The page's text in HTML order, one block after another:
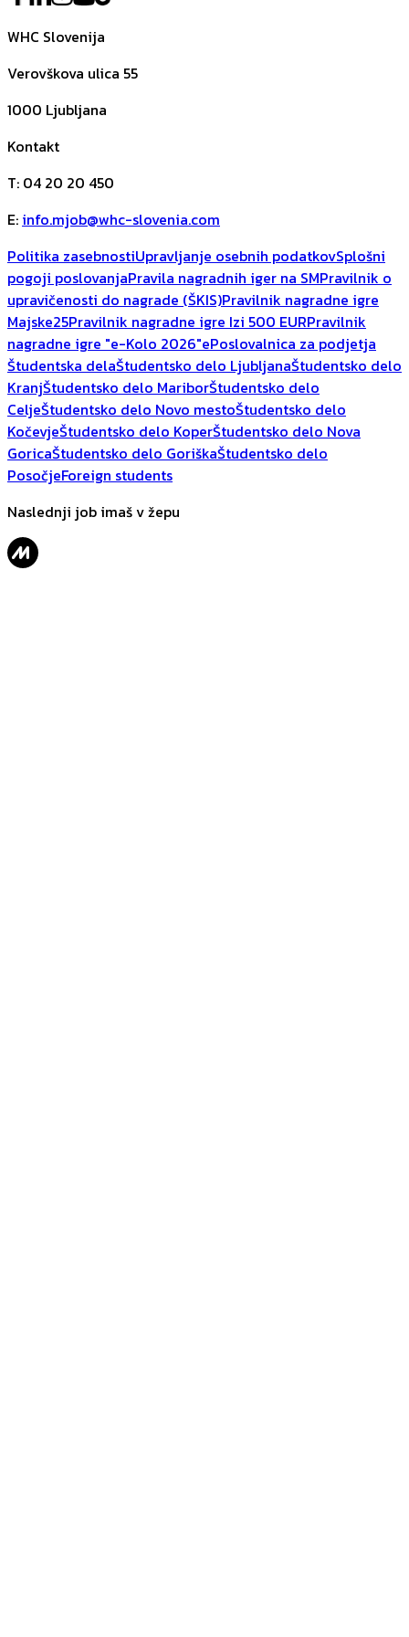
WHC Slovenija
Verovškova ulica 55
1000 Ljubljana
Kontakt
T: 04 20 20 450
E: info.mjob@whc-slovenia.com
Politika zasebnostiUpravljanje osebnih podatkovSplošni
pogoji poslovanjaPravila nagradnih iger na SMPravilnik o
upravičenosti do nagrade (ŠKIS)Pravilnik nagradne igre
Majske25Pravilnik nagradne igre Izi 500 EURPravilnik
nagradne igre "e-Kolo 2026"ePoslovalnica za podjetja
Študentska delaŠtudentsko delo LjubljanaŠtudentsko delo
KranjŠtudentsko delo MariborŠtudentsko delo
CeljeŠtudentsko delo Novo mestoŠtudentsko delo
KočevjeŠtudentsko delo KoperŠtudentsko delo Nova
GoricaŠtudentsko delo GoriškaŠtudentsko delo
PosočjeForeign students
Naslednji job imaš v žepu